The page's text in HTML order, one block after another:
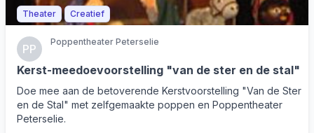
Theater Creatief
PP
Poppentheater Peterselie
Kerst-meedoevoorstelling "van de ster en de stal"
Doe mee aan de betoverende Kerstvoorstelling "Van de Ster
en de Stal" met zelfgemaakte poppen en Poppentheater
Peterselie.